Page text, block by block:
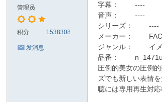
管理员
积分 1538308
发消息
字幕： ----
音声： ----
シリーズ： ----
メーカー：
ジャンル： イメ
品番：
圧倒的美女の圧倒
ズでも新しい表情
聴には専用再生対